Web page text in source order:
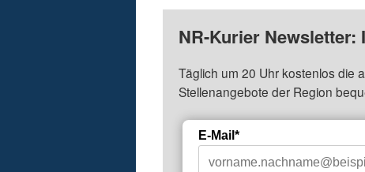
NR-Kurier
Täglich um 20 Uhr kostenlos die
Stellenangebote der Region
E-Mail*